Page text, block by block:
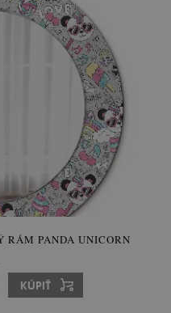
RÁM PANDA UNICORN
KÚPIŤ